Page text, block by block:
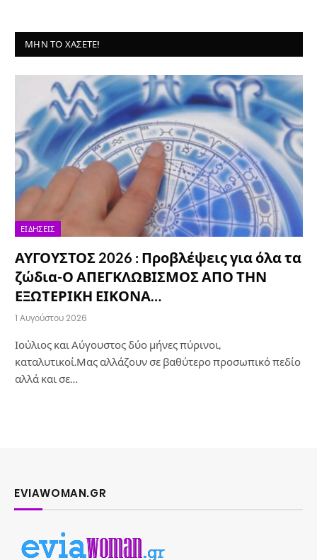
ΜΗΝ ΤΟ ΧΆΣΕΤΕ!
ΕΙΔΉΣΕΙΣ
ΑΥΓΟΥΣΤΟΣ 2026 : Προβλέψεις για όλα τα
ζώδια-Ο ΑΠΕΓΚΛΩΒΙΣΜΟΣ ΑΠΟ ΤΗΝ
ΕΞΩΤΕΡΙΚΗ ΕΙΚΟΝΑ…
1 Αυγούστου 2026
Ιούλιος και Αύγουστος δύο μήνες πύρινοι,
καταλυτικοί.Μας αλλάζουν σε βαθύτερο προσωπικό πεδίο
αλλά και σε…
EVIAWOMAN.GR